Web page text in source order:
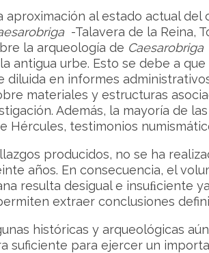
aproximación al estado actual
-Talavera de la Reina,
la arqueología de Caesarobriga
antigua urbe. Esto se debe a
diluida en informes
materiales y estructuras
Además, la mayoría de
Hércules, testimonios
producidos, no se ha
años. En consecuencia, el
resulta desigual e insuﬁciente
extraer conclusiones
históricas y arqueológicas
suficiente para ejercer un